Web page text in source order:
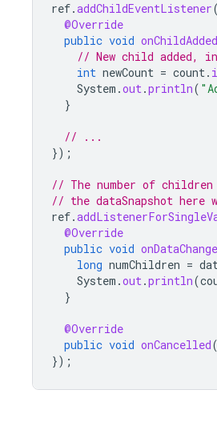
ref.addChildEventListener(
@Override
public void onChildAdded
// New child added,
int newCount = count.
System .out.println(
}
// ...
});
// The number of
// the dataSnapshot
ref.
@Override
public void onDataChange
long numChildren =
System .out.println(
}
@Override
public void onCancelled(
});